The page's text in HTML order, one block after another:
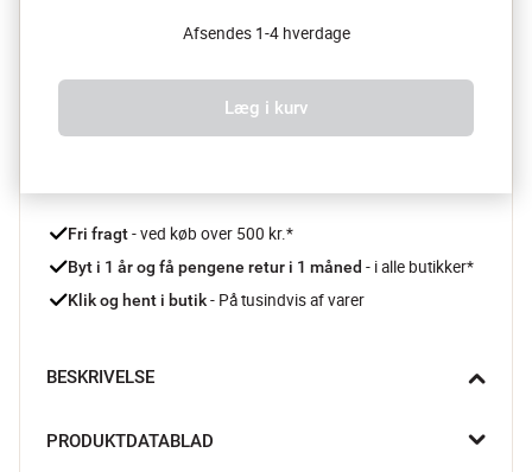
Afsendes 1-4 hverdage
Læg i kurv
Fri fragt - ved køb over 500 kr.*
Byt i 1 år og få pengene retur i 1 måned - i alle butikker*
Klik og hent i butik - På tusindvis af varer
BESKRIVELSE
pandekager, ligger Birkmann Ballonpiskeriset godt i hånden.
PRODUKTDATABLAD